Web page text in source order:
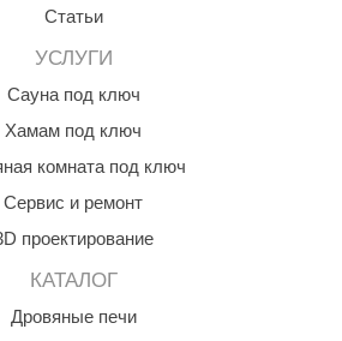
Статьи
УСЛУГИ
Сауна под ключ
Хамам под ключ
комната под ключ
Сервис и ремонт
проектирование
КАТАЛОГ
Дровяные печи